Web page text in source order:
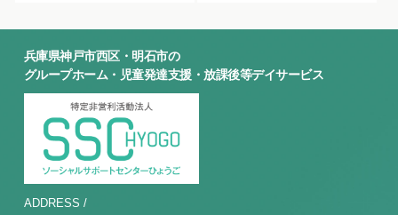
兵庫県神戸市西区・明石市の
グループホーム・児童発達支援・放課後等デイサービス
ADDRESS /